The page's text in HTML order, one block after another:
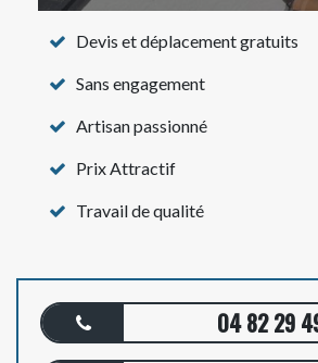
Devis et déplacement gratuits
Sans engagement
Artisan passionné
Prix Attractif
Travail de qualité
04 82 29